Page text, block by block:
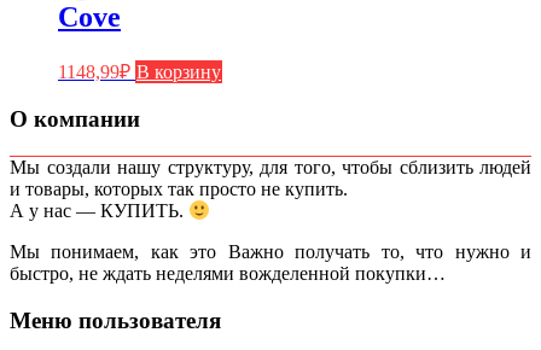
Cove
1148,99₽ В корзину
О компании
Мы создали нашу структуру, для того, чтобы сблизить людей
и товары, которых так просто не купить.
А у нас — КУПИТЬ.
Мы понимаем, как это Важно получать то, что нужно и
быстро, не ждать неделями вожделенной покупки…
Меню пользователя